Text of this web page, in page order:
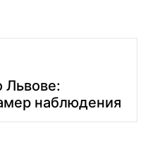
Львове:
наблюдения